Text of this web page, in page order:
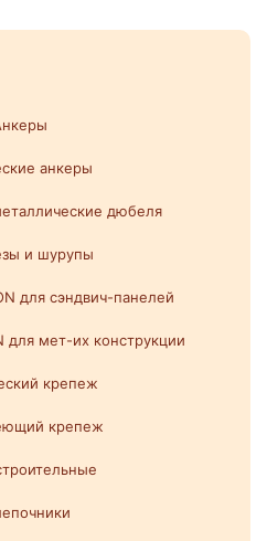
анкеры
дюбеля
и шурупы
для сэндвич-панелей
для мет-их конструкции
крепеж
крепеж